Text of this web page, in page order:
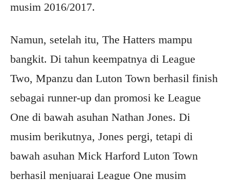
musim 2016/2017.
Namun, setelah itu, The Hatters mampu
bangkit. Di tahun keempatnya di League
Two, Mpanzu dan Luton Town berhasil finish
sebagai runner-up dan promosi ke League
One di bawah asuhan Nathan Jones. Di
musim berikutnya, Jones pergi, tetapi di
bawah asuhan Mick Harford Luton Town
berhasil menjuarai League One musim